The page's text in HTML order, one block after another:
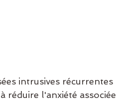
intrusives récurrentes
réduire l'anxiété associée